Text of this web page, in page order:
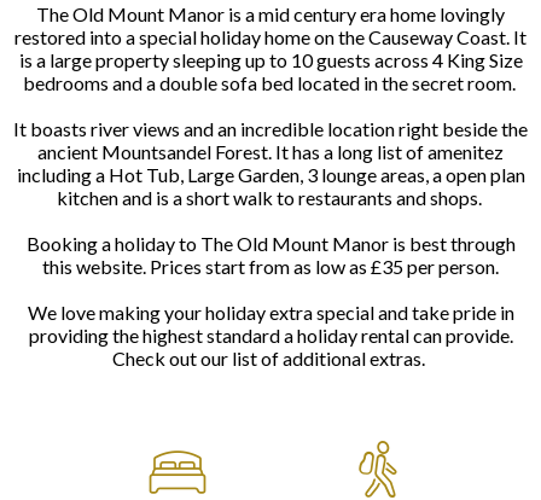
The Old Mount Manor is a mid century era home lovingly
restored into a special holiday home on the Causeway Coast. It
is a large property sleeping up to 10 guests across 4 King Size
bedrooms and a double sofa bed located in the secret room.
It boasts river views and an incredible location right beside the
ancient Mountsandel Forest. It has a long list of amenitez
including a Hot Tub, Large Garden, 3 lounge areas, a open plan
kitchen and is a short walk to restaurants and shops.
Booking a holiday to The Old Mount Manor is best through
this website. Prices start from as low as £35 per person.
We love making your holiday extra special and take pride in
providing the highest standard a holiday rental can provide.
Check out our list of additional extras.